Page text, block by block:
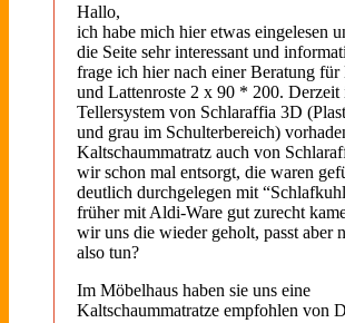
Hallo,
ich habe mich hier etwas eingelesen
die Seite sehr interessant und
frage ich hier nach einer Beratung für
und Lattenroste 2 x 90 * 200. Derzeit
Tellersystem von Schlaraffia 3D
und grau im Schulterbereich)
Kaltschaummatratz auch von
wir schon mal entsorgt, die waren
deutlich durchgelegen mit
früher mit Aldi-Ware gut zurecht
wir uns die wieder geholt, passt aber
also tun?
Im Möbelhaus haben sie uns eine
Kaltschaummatratze empfohlen von